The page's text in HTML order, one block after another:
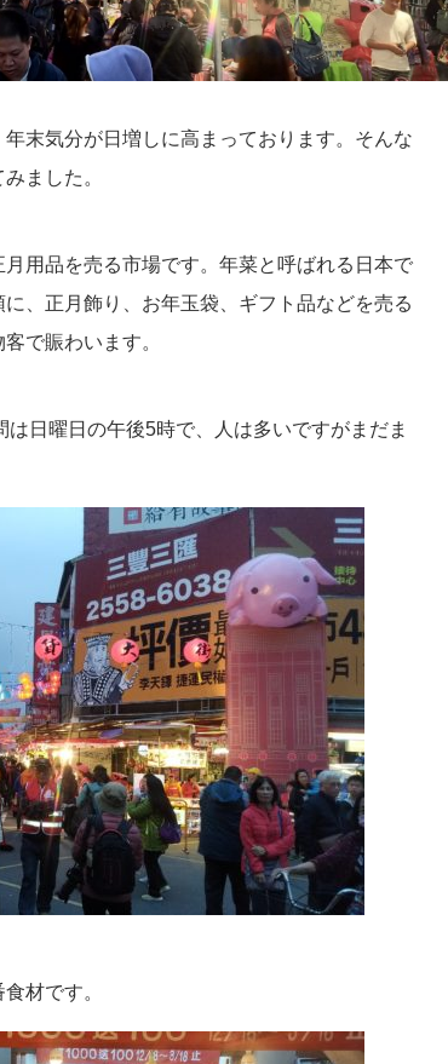
末気分が日増しに高まっております。そんな
ました。
用品を売る市場です。年菜と呼ばれる日本で
、正月飾り、お年玉袋、ギフト品などを売る
で賑わいます。
日曜日の午後5時で、人は多いですがまだま
材です。